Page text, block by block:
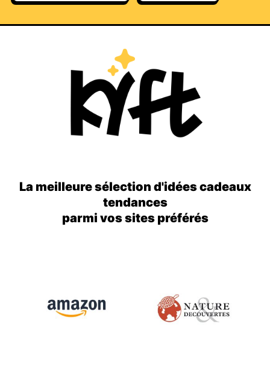
La meilleure sélection d'idées cadeaux
tendances
parmi vos sites préférés